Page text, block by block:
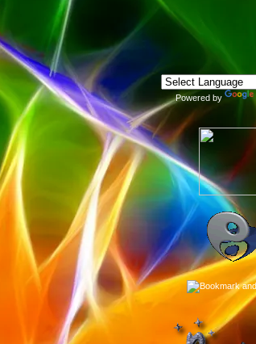
Powered by